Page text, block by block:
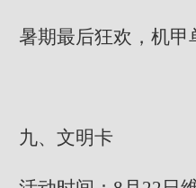
暑期最后狂欢，机甲
九、文明卡